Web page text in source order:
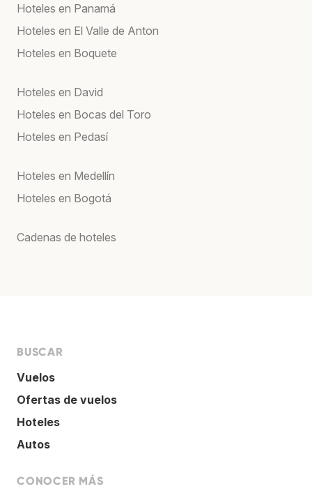
Hoteles en Panamá
Hoteles en El Valle de Anton
Hoteles en Boquete
Hoteles en David
Hoteles en Bocas del Toro
Hoteles en Pedasí
Hoteles en Medellín
Hoteles en Bogotá
Cadenas de hoteles
BUSCAR
Vuelos
Ofertas de vuelos
Hoteles
Autos
CONOCER MÁS